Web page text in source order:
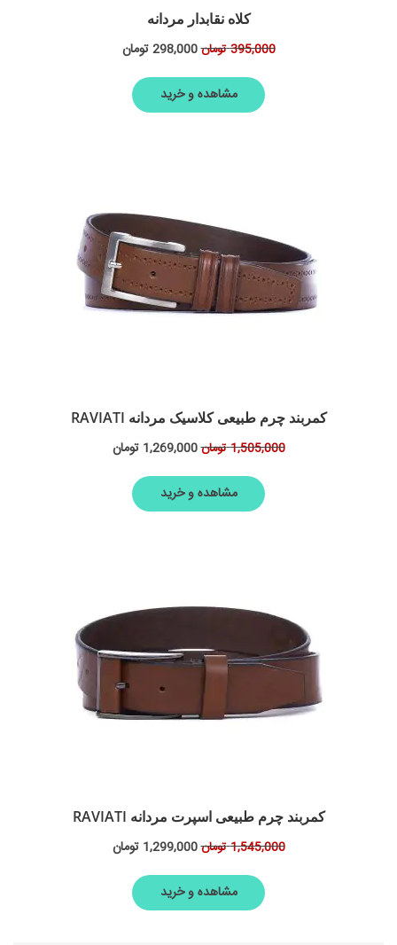
کلاه نقابدار مردانه
395,000تومان298,000تومان
مشاهده و خرید
کمربند چرم طبیعی کلاسیک مردانه RAVIATI
1,505,000تومان1,269,000 تومان
مشاهده و خرید
کمربند چرم طبیعی اسپرت مردانه RAVIATI
1,545,000تومان1,299,000 تومان
مشاهده و خرید